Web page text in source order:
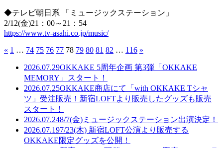
◆テレビ朝日系 「ミュージックステーション」
2/12(金)21：00～21：54
https://www.tv-asahi.co.jp/music/
« 1 … 74 75 76 77 78 79 80 81 82 … 116 »
2026.07.29OKKAKE 5周年企画 第3弾「OKKAKE
MEMORY」スタート！
2026.07.25OKKAKE商店にて「with OKKAKE Tシャ
ツ」受注販売！新宿LOFTより販売したグッズも販売
スタート！
2026.07.248/7(金)ミュージックステーション出演決定！
2026.07.197/23(木) 新宿LOFT公演より販売する
OKKAKE限定グッズを公開！